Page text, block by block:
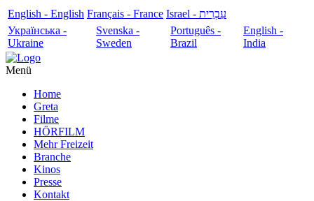
English - English Français - France
עִבְרִית - Israel
Українська -
Ukraine
Svenska -
Sweden
Português -
Brazil
English -
India
Menü
Home
Greta
Filme
HÖRFILM
Mehr Freizeit
Branche
Kinos
Presse
Kontakt